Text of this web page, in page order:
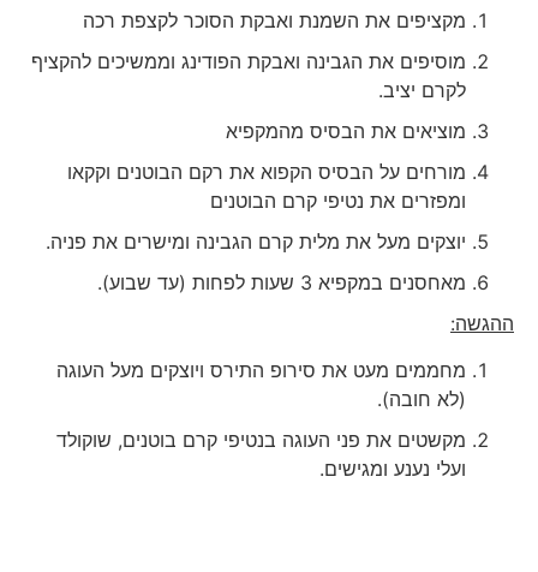
מקציפים את השמנת ואבקת הסוכר לקצפת רכה
מוסיפים את הגבינה ואבקת הפודינג וממשיכים להקציף
לקרם יציב.
מוציאים את הבסיס מהמקפיא
מורחים על הבסיס הקפוא את רקם הבוטנים וקקאו
ומפזרים את נטיפי קרם הבוטנים
יוצקים מעל את מלית קרם הגבינה ומישרים את פניה.
מאחסנים במקפיא 3 שעות לפחות (עד שבוע).
ההגשה:
מחממים מעט את סירופ התירס ויוצקים מעל העוגה
(לא חובה).
מקשטים את פני העוגה בנטיפי קרם בוטנים, שוקולד
ועלי נענע ומגישים.